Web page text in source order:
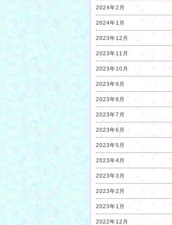
2024年2月
2024年1月
2023年12月
2023年11月
2023年10月
2023年9月
2023年8月
2023年7月
2023年6月
2023年5月
2023年4月
2023年3月
2023年2月
2023年1月
2022年12月